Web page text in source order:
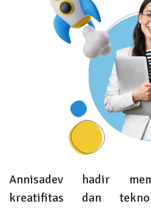
Annisadev hadir
kreatifitas dan